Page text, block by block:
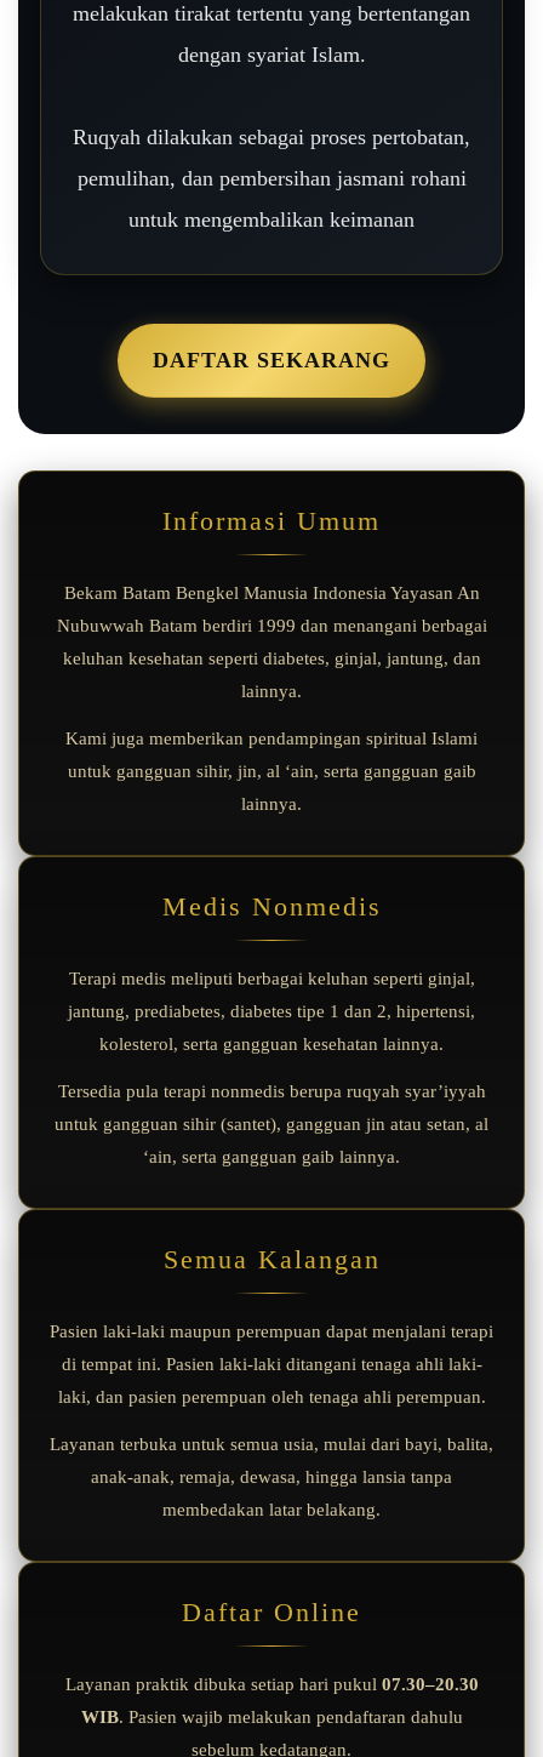
melakukan tirakat tertentu yang bertentangan
dengan syariat Islam.
Ruqyah dilakukan sebagai proses pertobatan,
pemulihan, dan pembersihan jasmani rohani
untuk mengembalikan keimanan
DAFTAR SEKARANG
Informasi Umum
Bekam Batam Bengkel Manusia Indonesia Yayasan An
Nubuwwah Batam berdiri 1999 dan menangani berbagai
keluhan kesehatan seperti diabetes, ginjal, jantung, dan
lainnya.
Kami juga memberikan pendampingan spiritual Islami
untuk gangguan sihir, jin, al ‘ain, serta gangguan gaib
lainnya.
Medis Nonmedis
Terapi medis meliputi berbagai keluhan seperti ginjal,
jantung, prediabetes, diabetes tipe 1 dan 2, hipertensi,
kolesterol, serta gangguan kesehatan lainnya.
Tersedia pula terapi nonmedis berupa ruqyah syar’iyyah
untuk gangguan sihir (santet), gangguan jin atau setan, al
‘ain, serta gangguan gaib lainnya.
Semua Kalangan
Pasien laki-laki maupun perempuan dapat menjalani terapi
di tempat ini. Pasien laki-laki ditangani tenaga ahli laki-
laki, dan pasien perempuan oleh tenaga ahli perempuan.
Layanan terbuka untuk semua usia, mulai dari bayi, balita,
anak-anak, remaja, dewasa, hingga lansia tanpa
membedakan latar belakang.
Daftar Online
Layanan praktik dibuka setiap hari pukul 07.30–20.30
WIB. Pasien wajib melakukan pendaftaran dahulu
sebelum kedatangan.